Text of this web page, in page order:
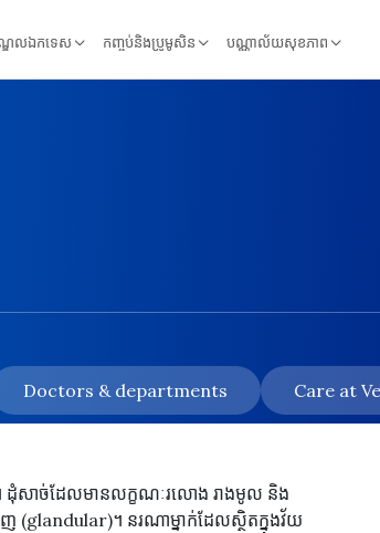
ណ្ឌលឯកទេស កញ្ចប់និងប្រូមូសិន បណ្ណាល័យសុខភាព
Doctors & departments Care at
ដុំសាច់ដែលមានលក្ខណៈរលោង រាងមូល និង
(glandular)។ នរណាម្នាក់ដែលស្ថិតក្នុងវ័យ